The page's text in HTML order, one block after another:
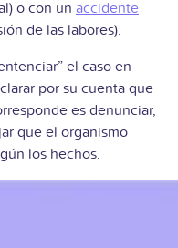
o con un accidente
de las labores).
el caso en
por su cuenta que
es denunciar,
que el organismo
los hechos.